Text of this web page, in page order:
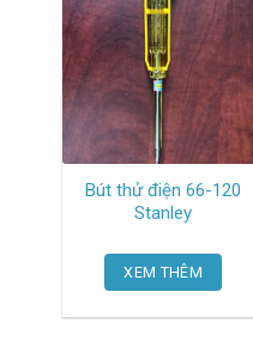
Bút thử điện 66-120
Stanley
XEM THÊM